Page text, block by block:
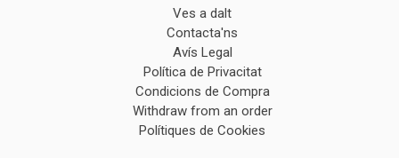
Ves a dalt
Contacta'ns
Avís Legal
Política de Privacitat
Condicions de Compra
Withdraw from an order
Polítiques de Cookies